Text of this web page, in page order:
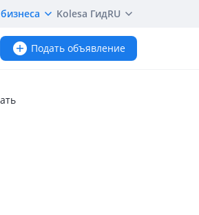
Kolesa ГидRU
Подать объявление